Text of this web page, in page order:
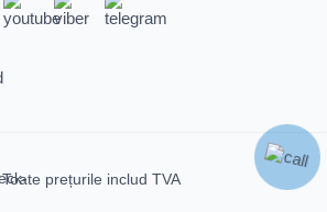
Toate prețurile includ TVA